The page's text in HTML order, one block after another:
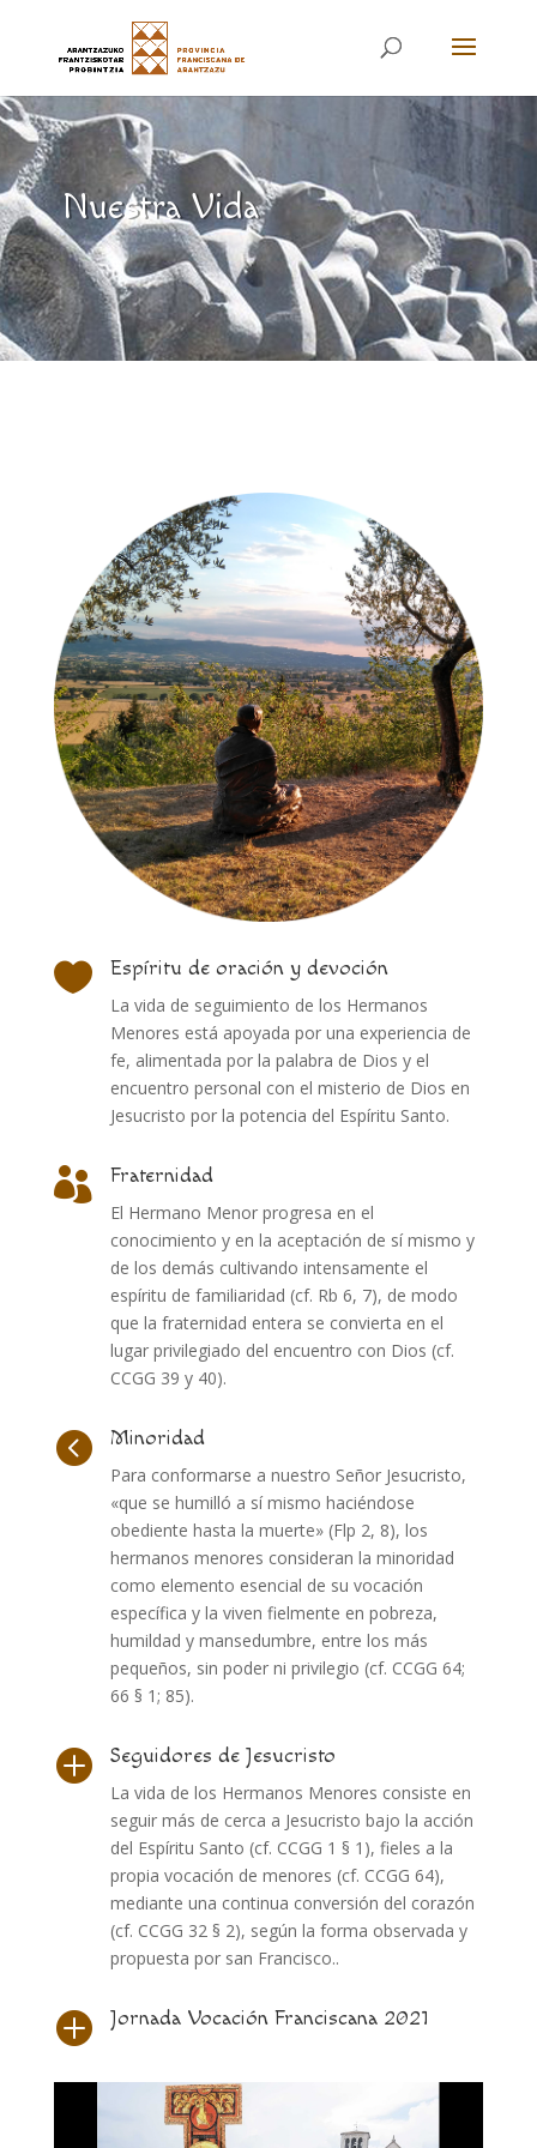
Nuestra Vida
 Espíritu de oración y devoción
La vida de seguimiento de los Hermanos
Menores está apoyada por una experiencia de
fe, alimentada por la palabra de Dios y el
encuentro personal con el misterio de Dios en
Jesucristo por la potencia del Espíritu Santo.
 Fraternidad
El Hermano Menor progresa en el
conocimiento y en la aceptación de sí mismo y
de los demás cultivando intensamente el
espíritu de familiaridad (cf. Rb 6, 7), de modo
que la fraternidad entera se convierta en el
lugar privilegiado del encuentro con Dios (cf.
CCGG 39 y 40).
 Minoridad
Para conformarse a nuestro Señor Jesucristo,
«que se humilló a sí mismo haciéndose
obediente hasta la muerte» (Flp 2, 8), los
hermanos menores consideran la minoridad
como elemento esencial de su vocación
específica y la viven fielmente en pobreza,
humildad y mansedumbre, entre los más
pequeños, sin poder ni privilegio (cf. CCGG 64;
66 § 1; 85).
 Seguidores de Jesucristo
La vida de los Hermanos Menores consiste en
seguir más de cerca a Jesucristo bajo la acción
del Espíritu Santo (cf. CCGG 1 § 1), fieles a la
propia vocación de menores (cf. CCGG 64),
mediante una continua conversión del corazón
(cf. CCGG 32 § 2), según la forma observada y
propuesta por san Francisco..
 Jornada Vocación Franciscana 2021